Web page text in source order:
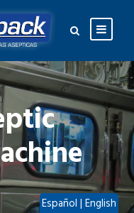
Español | English